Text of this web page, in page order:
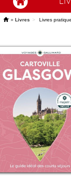
'» Livres Livres